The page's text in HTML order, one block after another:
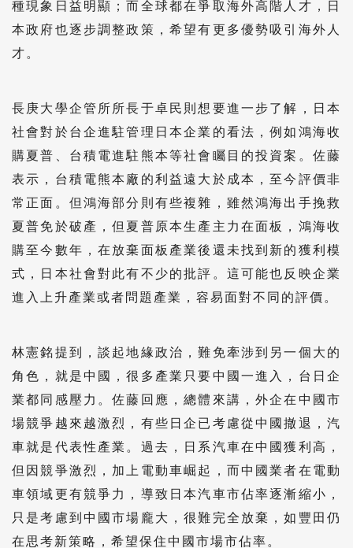
種現象日益明顯；而全球都在爭取海外高階人才，日
本政府也逐步調整政策，希望有更多優勢吸引海外人
才。
長庚大學企管所所長于卓民則想要進一步了解，日本
社會對於台企進駐管理日本企業的看法，例如鴻海收
購夏普、台積電進駐熊本等社會矚目的投資案。佐藤
表示，台積電熊本廠的利益遠大於成本，至今評價非
常正面。但鴻海部分則有些複雜，雖然鴻海出手挽救
夏普免於破產，但夏普原本生產主力在面板，鴻海收
購至今數年，在放棄面板產業後還未找到新的獲利模
式，日本社會對此有不少的批評。這可能也反映企業
進入上升產業或者問題產業，容易面對不同的評價。
林憲銘提到，談起地緣政治，難免牽涉到另一個大的
角色，就是中國，很多產業只要中國一進入，台日企
業都同感壓力。佐藤回應，總體來講，外企在中國市
場競爭越來越激烈，有些日企已考慮從中國撤退，汽
車就是代表性產業。過去，日系汽車在中國獲利高，
但因競爭激烈，加上電動車崛起，而中國業者在電動
車領域更有競爭力，導致日本汽車市佔率逐漸縮小，
只是考慮到中國市場龐大，很難完全放棄，如豐田仍
在思考新策略，希望保住中國市場市佔率。